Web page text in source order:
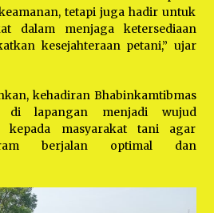
tetapi juga hadir untuk
dalam menjaga ketersediaan
kesejahteraan petani,” ujar
kehadiran Bhabinkamtibmas
di lapangan menjadi wujud
kepada masyarakat tani agar
berjalan optimal dan